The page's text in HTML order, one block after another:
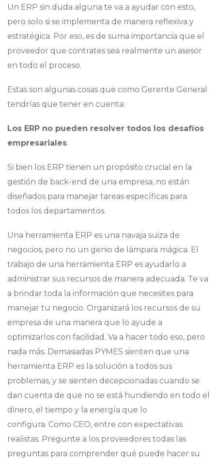
Un ERP sin duda alguna te va a ayudar con esto,
pero solo si se implementa de manera reflexiva y
estratégica. Por eso, es de suma importancia que el
proveedor que contrates sea realmente un asesor
en todo el proceso.
Estas son algunas cosas que como Gerente General
tendrías que tener en cuenta:
Los ERP no pueden resolver todos los desafíos
empresariales
Si bien los ERP tienen un propósito crucial en la
gestión de back-end de una empresa, no están
diseñados para manejar tareas específicas para
todos los departamentos.
Una herramienta ERP es una navaja suiza de
negocios, pero no un genio de lámpara mágica. El
trabajo de una herramienta ERP es ayudarlo a
administrar sus recursos de manera adecuada. Te va
a brindar toda la información que necesites para
manejar tu negocio. Organizará los recursos de su
empresa de una manera que lo ayude a
optimizarlos con facilidad. Va a hacer todo eso, pero
nada más. Demasiadas PYMES sienten que una
herramienta ERP es la solución a todos sus
problemas, y se sienten decepcionadas cuando se
dan cuenta de que no se está hundiendo en todo el
dinero, el tiempo y la energía que lo
configura. Como CEO, entre con expectativas
realistas. Pregunte a los proveedores todas las
preguntas para comprender qué puede hacer su